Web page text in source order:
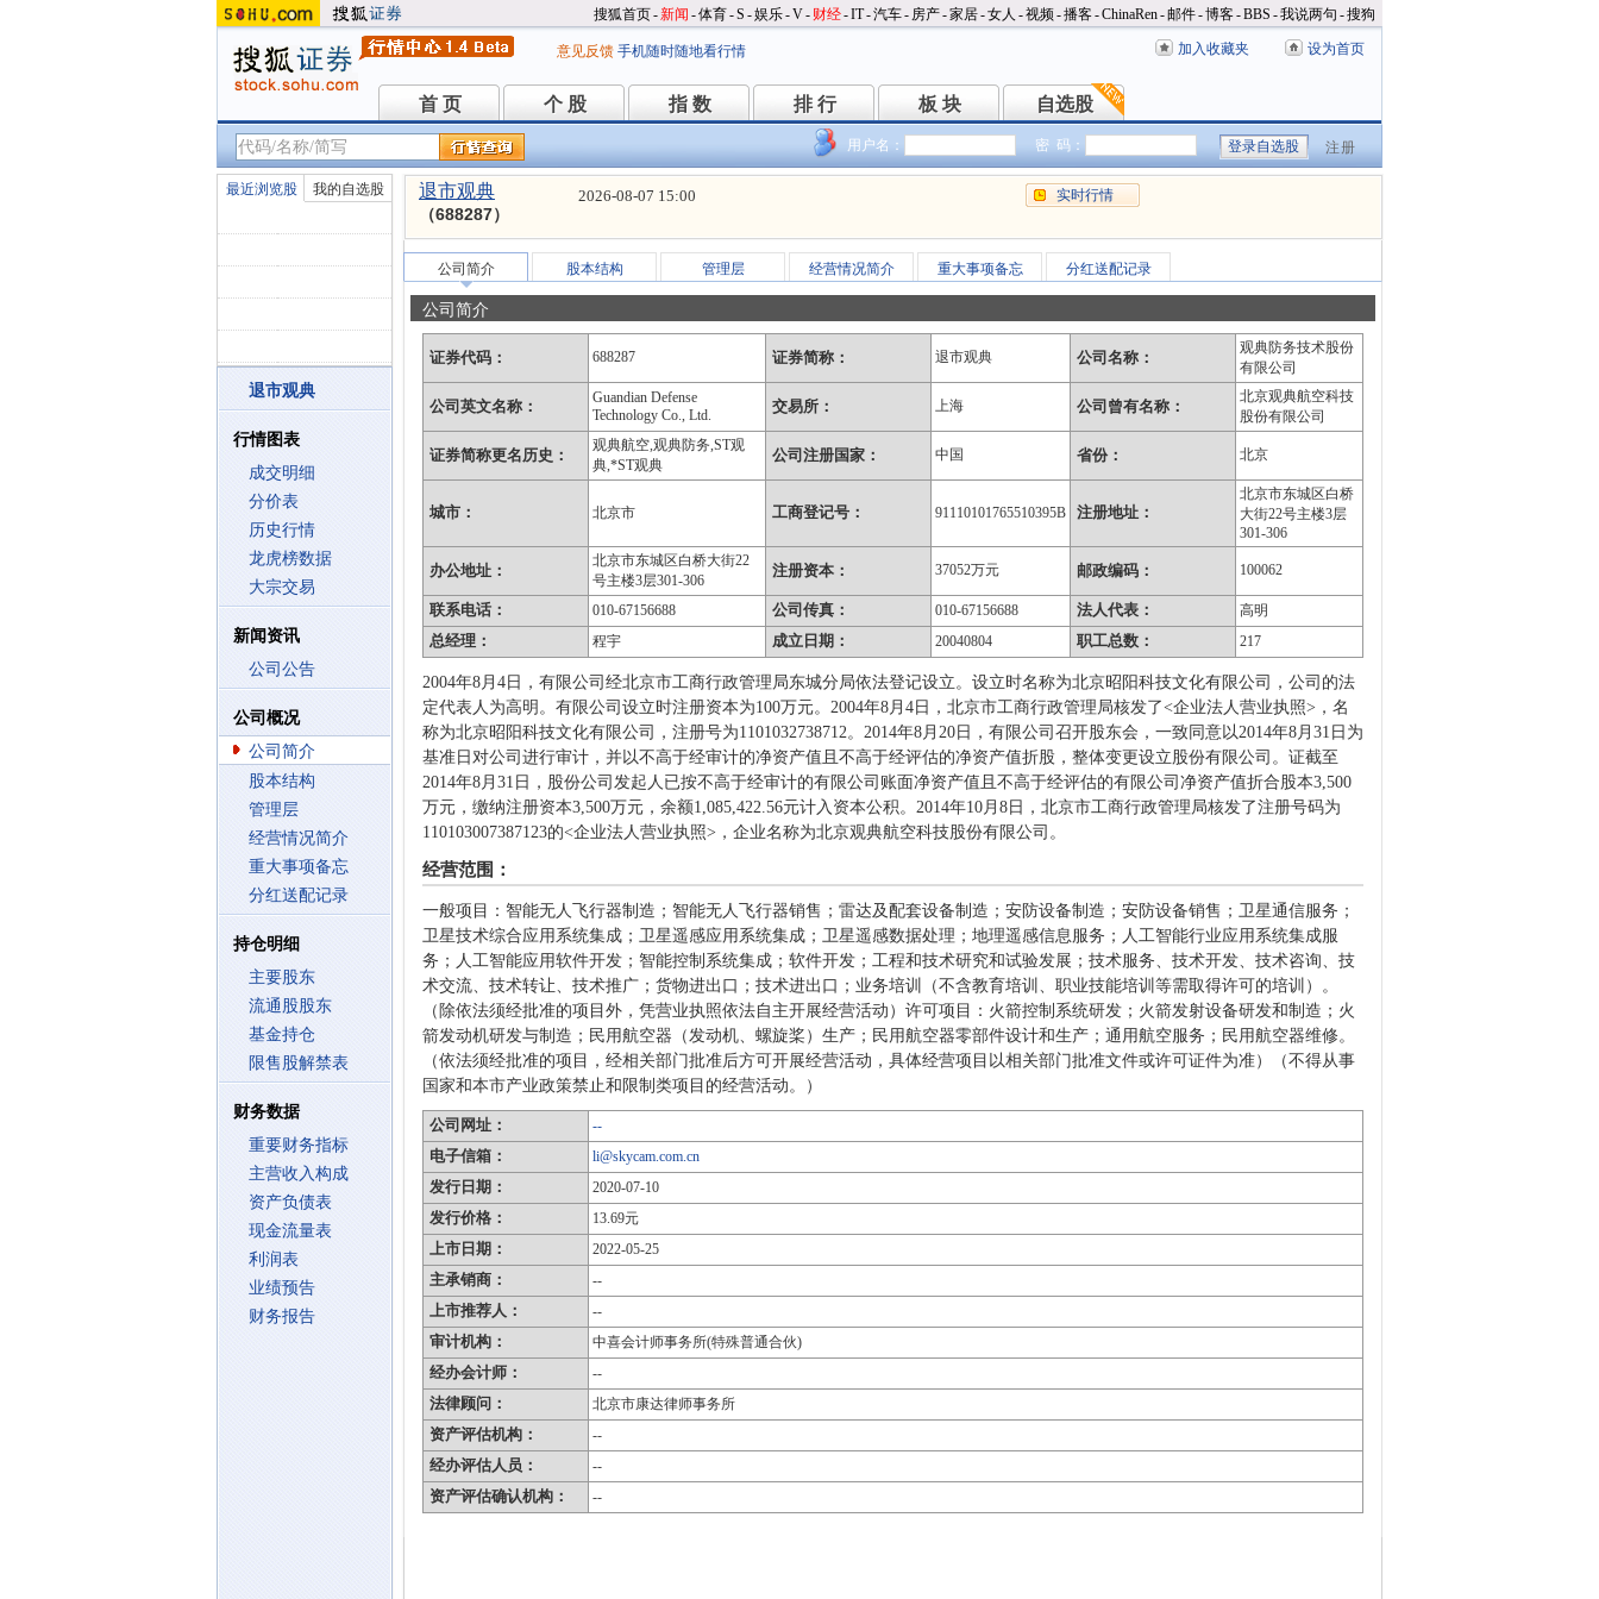
搜狐首页-新闻 -体育-S -娱乐-V- 财经-IT-汽车- 房产-家居-女人 -视频-播客-ChinaRen-邮件-博客-BBS -我说两句 -搜狗
意见反馈 手机随时随地看行情 加入收藏夹 设为首页
首 页
首 页 个 股
个 股 指 数
指 数 排 行
排 行 板 块
板 块 自选股
自选股
用户名： 密 码： 注册
最近浏览股 我的自选股
退市观典
行情图表
成交明细
分价表
历史行情
龙虎榜数据
大宗交易
新闻资讯
公司公告
公司概况
公司简介
股本结构
管理层
经营情况简介
重大事项备忘
分红送配记录
持仓明细
主要股东
流通股股东
基金持仓
限售股解禁表
财务数据
重要财务指标
主营收入构成
资产负债表
现金流量表
利润表
业绩预告
财务报告
退市观典
（688287）
2026-08-07 15:00 实时行情
公司简介 股本结构 管理层 经营情况简介 重大事项备忘 分红送配记录
公司简介
证券代码： 688287 证券简称： 退市观典 公司名称：
观典防务技术股份
有限公司
公司英文名称：
Guandian Defense
Technology Co., Ltd.
交易所： 上海 公司曾有名称：
北京观典航空科技
股份有限公司
证券简称更名历史：
观典航空,观典防务,ST观
典,*ST观典
公司注册国家： 中国 省份： 北京
城市： 北京市 工商登记号： 91110101765510395B 注册地址：
北京市东城区白桥
大街22号主楼3层
301-306
办公地址：
北京市东城区白桥大街22
号主楼3层301-306
注册资本： 37052万元 邮政编码： 100062
联系电话： 010-67156688 公司传真： 010-67156688 法人代表： 高明
总经理： 程宇 成立日期： 20040804 职工总数： 217
2004年8月4日，有限公司经北京市工商行政管理局东城分局依法登记设立。设立时名称为北京昭阳科技文化有限公司，公司的法
定代表人为高明。有限公司设立时注册资本为100万元。2004年8月4日，北京市工商行政管理局核发了<企业法人营业执照>，名
称为北京昭阳科技文化有限公司，注册号为1101032738712。2014年8月20日，有限公司召开股东会，一致同意以2014年8月31日为
基准日对公司进行审计，并以不高于经审计的净资产值且不高于经评估的净资产值折股，整体变更设立股份有限公司。证截至
2014年8月31日，股份公司发起人已按不高于经审计的有限公司账面净资产值且不高于经评估的有限公司净资产值折合股本3,500
万元，缴纳注册资本3,500万元，余额1,085,422.56元计入资本公积。2014年10月8日，北京市工商行政管理局核发了注册号码为
110103007387123的<企业法人营业执照>，企业名称为北京观典航空科技股份有限公司。
经营范围：
一般项目：智能无人飞行器制造；智能无人飞行器销售；雷达及配套设备制造；安防设备制造；安防设备销售；卫星通信服务；
卫星技术综合应用系统集成；卫星遥感应用系统集成；卫星遥感数据处理；地理遥感信息服务；人工智能行业应用系统集成服
务；人工智能应用软件开发；智能控制系统集成；软件开发；工程和技术研究和试验发展；技术服务、技术开发、技术咨询、技
术交流、技术转让、技术推广；货物进出口；技术进出口；业务培训（不含教育培训、职业技能培训等需取得许可的培训）。
（除依法须经批准的项目外，凭营业执照依法自主开展经营活动）许可项目：火箭控制系统研发；火箭发射设备研发和制造；火
箭发动机研发与制造；民用航空器（发动机、螺旋桨）生产；民用航空器零部件设计和生产；通用航空服务；民用航空器维修。
（依法须经批准的项目，经相关部门批准后方可开展经营活动，具体经营项目以相关部门批准文件或许可证件为准）（不得从事
国家和本市产业政策禁止和限制类项目的经营活动。）
公司网址： --
电子信箱： li@skycam.com.cn
发行日期： 2020-07-10
发行价格： 13.69元
上市日期： 2022-05-25
主承销商： --
上市推荐人： --
审计机构： 中喜会计师事务所(特殊普通合伙)
经办会计师： --
法律顾问： 北京市康达律师事务所
资产评估机构： --
经办评估人员： --
资产评估确认机构： --